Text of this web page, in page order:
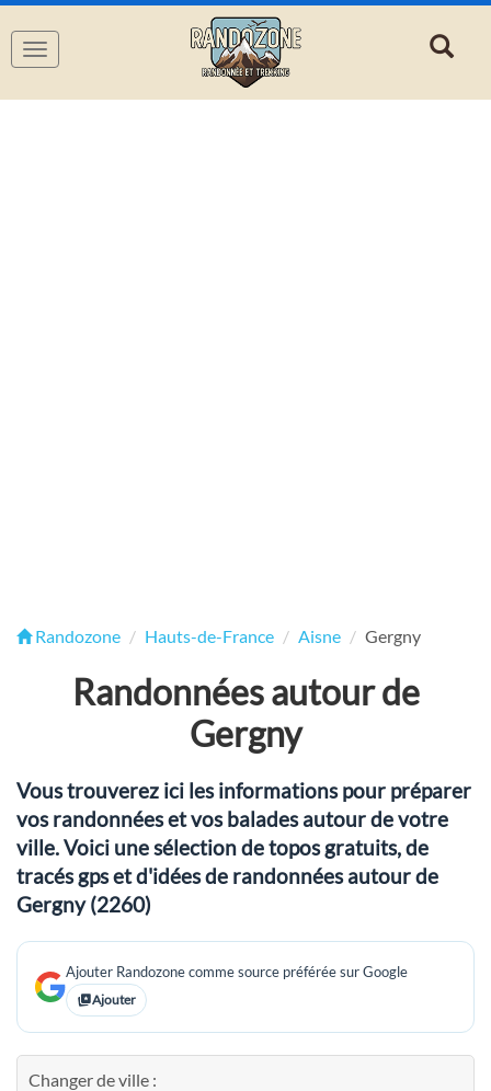
Navigation
Randozone Hauts-de-France Aisne Gergny
Randonnées autour de
Gergny
Vous trouverez ici les informations pour préparer
vos randonnées et vos balades autour de votre
ville. Voici une sélection de topos gratuits, de
tracés gps et d'idées de randonnées autour de
Gergny (2260)
Ajouter Randozone comme source préférée sur Google
Ajouter
Changer de ville :